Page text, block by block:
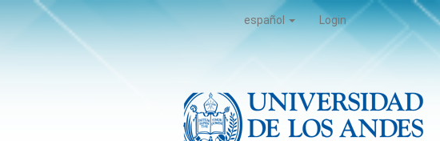
español Login